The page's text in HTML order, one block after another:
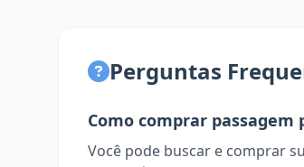
Perguntas
Como comprar passagem
Você pode buscar e comprar